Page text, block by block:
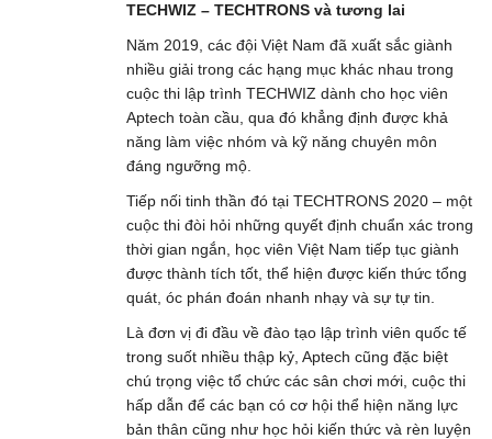
TECHWIZ – TECHTRONS và tương lai
Năm 2019, các đội Việt Nam đã xuất sắc giành
nhiều giải trong các hạng mục khác nhau trong
cuộc thi lập trình TECHWIZ dành cho học viên
Aptech toàn cầu, qua đó khẳng định được khả
năng làm việc nhóm và kỹ năng chuyên môn
đáng ngưỡng mộ.
Tiếp nối tinh thần đó tại TECHTRONS 2020 – một
cuộc thi đòi hỏi những quyết định chuẩn xác trong
thời gian ngắn, học viên Việt Nam tiếp tục giành
được thành tích tốt, thể hiện được kiến thức tổng
quát, óc phán đoán nhanh nhạy và sự tự tin.
Là đơn vị đi đầu về đào tạo lập trình viên quốc tế
trong suốt nhiều thập kỷ, Aptech cũng đặc biệt
chú trọng việc tổ chức các sân chơi mới, cuộc thi
hấp dẫn để các bạn có cơ hội thể hiện năng lực
bản thân cũng như học hỏi kiến thức và rèn luyện